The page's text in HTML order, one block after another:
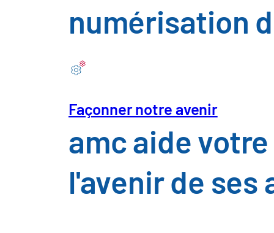
numérisation
Façonner notre avenir
amc aide
l'avenir de ses
Königswinterer Straße 418
53227 Bonn
office@amc-group.de